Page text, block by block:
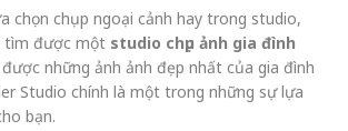
chọn chụp ngoại cảnh hay trong studio,
tìm được một studio chụp ảnh gia đình
những ảnh ảnh đẹp nhất của gia đình
Studio chính là một trong những sự lựa
bạn.